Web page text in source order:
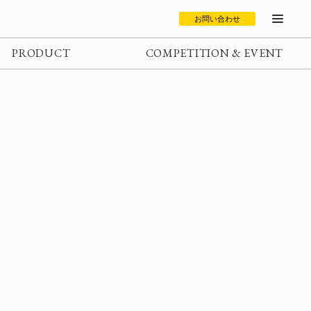
お問い合わせ
PRODUCT COMPETITION & EVENT